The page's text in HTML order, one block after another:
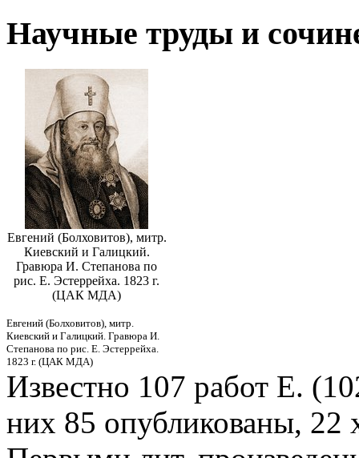
Научные труды и
Евгений (Болховитов), митр.
Киевский и Галицкий.
Гравюра И. Степанова по
рис. Е. Эстеррейха. 1823 г.
(ЦАК МДА)
Евгений (Болховитов), митр.
Киевский и Галицкий. Гравюра И.
Степанова по рис. Е. Эстеррейха.
1823 г. (ЦАК МДА)
Известно 107 работ Е.
них 85 опубликованы, 22